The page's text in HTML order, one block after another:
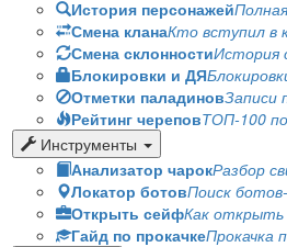
История персонажей
Смена кланаКто вступил в
Смена склонностиИстория
Блокировки и ДЯ
Отметки паладиновЗаписи
Рейтинг череповТОП-100
Инструменты
Анализатор чарокРазбор
Локатор ботовПоиск
Открыть сейфКак
Гайд по прокачкеПрокачка